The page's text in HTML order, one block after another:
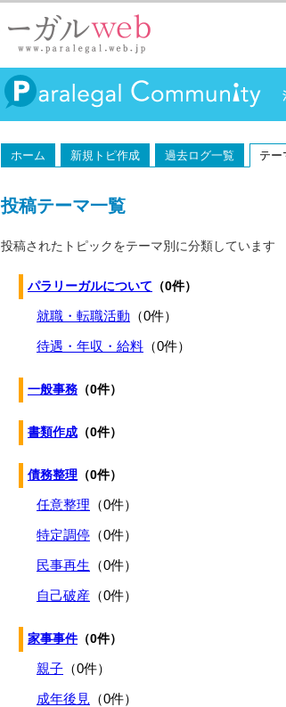
ホーム 新規トピ作成 過去ログ一覧 テー
投稿テーマ一覧
投稿されたトピックをテーマ別に分類しています
パラリーガルについて （0件）
就職・転職活動 （0件）
待遇・年収・給料 （0件）
一般事務 （0件）
書類作成 （0件）
債務整理 （0件）
任意整理 （0件）
特定調停 （0件）
民事再生 （0件）
自己破産 （0件）
家事事件（0件）
親子 （0件）
成年後見 （0件）